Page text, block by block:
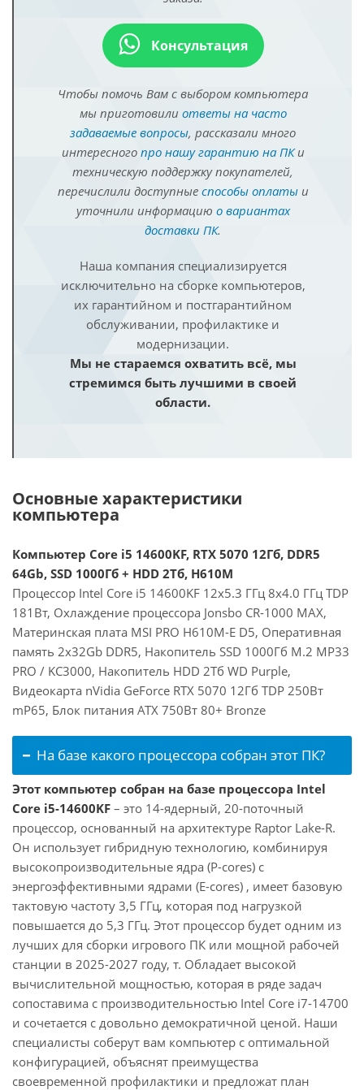
Консультация
Чтобы помочь Вам с выбором компьютера
мы приготовили ответы на часто
задаваемые вопросы, рассказали много
интересного про нашу гарантию на ПКи
техническую поддержку покупателей,
перечислили доступные способы оплатыи
уточнили информацию о вариантах
доставки ПК.
Наша компания специализируется
исключительно на сборке компьютеров,
их гарантийном и постгарантийном
обслуживании, профилактике и
модернизации.
Мы не стараемся охватить всё, мы
стремимся быть лучшими в своей
области.
Основные характеристики
компьютера
Компьютер Core i5 14600KF, RTX 5070 12Гб, DDR5
64Gb, SSD 1000Гб + HDD 2Тб, H610M
Процессор Intel Core i5 14600KF 12x5.3 ГГц 8x4.0 ГГц TDP
181Вт, Охлаждение процессора Jonsbo CR-1000 MAX,
Материнская плата MSI PRO H610M-E D5, Оперативная
память 2x32Gb DDR5, Накопитель SSD 1000Гб M.2 MP33
PRO / KC3000, Накопитель HDD 2Тб WD Purple,
Видеокарта nVidia GeForce RTX 5070 12Гб TDP 250Вт
mP65, Блок питания ATX 750Вт 80+ Bronze
На базе какого процессора собран этот ПК?
Этот компьютер собран на базе процессора Intel
Core i5-14600KF – это 14-ядерный, 20-поточный
процессор, основанный на архитектуре Raptor Lake-R.
Он использует гибридную технологию, комбинируя
высокопроизводительные ядра (P-cores) с
энергоэффективными ядрами (E-cores) , имеет базовую
тактовую частоту 3,5 ГГц, которая под нагрузкой
повышается до 5,3 ГГц. Этот процессор будет одним из
лучших для сборки игрового ПК или мощной рабочей
станции в 2025-2027 году, т. Обладает высокой
вычислительной мощностью, которая в ряде задач
сопоставима с производительностью Intel Core i7-14700
и сочетается с довольно демократичной ценой. Наши
специалисты соберут вам компьютер с оптимальной
конфигурацией, объяснят преимущества
своевременной профилактики и предложат план